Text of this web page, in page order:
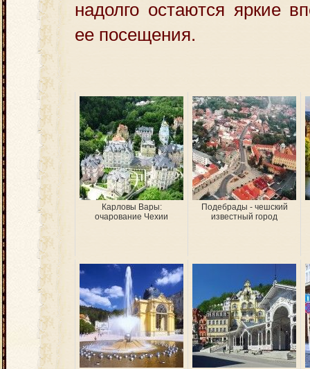
надолго остаются яркие
ее посещения.
Карловы Вары:
очарование Чехии
Подебрады - чешский
известный город